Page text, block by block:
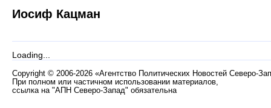
Иосиф Кацман
Loading...
Copyright © 2006-2026 «Агентство Политических Новостей Северо-
При полном или частичном использовании материалов,
ссылка на "АПН Северо-Запад" обязательна